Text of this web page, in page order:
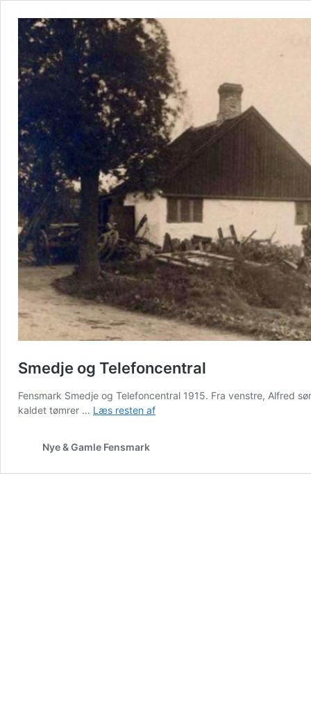
Smedje og Telefoncentral
Fensmark Smedje og Telefoncentral 1915. Fra venstre, Alfred
kaldet tømrer … Læs resten afSmedje
Nye & Gamle Fensmark